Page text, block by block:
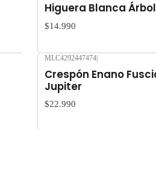
Higuera Blanca
$14.990
MLC4292447474|
Crespón Enano
Jupiter
$22.990